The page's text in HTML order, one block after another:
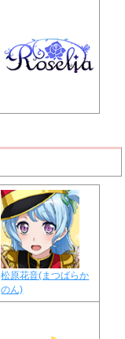
松原花音(まつばらか
のん)